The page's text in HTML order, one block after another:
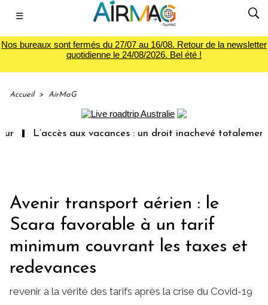
☰
Nos bureaux sont fermés du 27/07 au 16/08. Retour de la newsletter
quotidienne le 24/08/2026. Bel été !
Accueil > AirMaG
L’accès aux vacances : un droit inachevé totalement
Avenir transport aérien : le
Scara favorable à un tarif
minimum couvrant les taxes et
redevances
revenir à la vérité des tarifs après la crise du Covid-19